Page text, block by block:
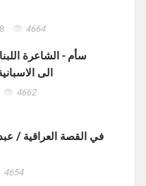
4664
سأم - الشاعرة
الى
4662
في القصة العراقية /
4654